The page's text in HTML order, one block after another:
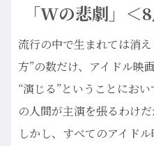
「Wの悲劇」＜
流行の中で生まれては消
方”の数だけ、アイドル映
“演じる”ということにお
の人間が主演を張るわけ
しかし、すべてのアイド